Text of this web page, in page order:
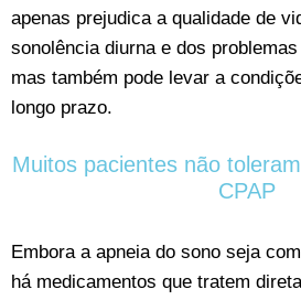
apenas prejudica a qualidade de
sonolência diurna e dos
mas também pode levar a
longo prazo.
Muitos pacientes não
CPAP
Embora a apneia do sono seja
há medicamentos que tratem